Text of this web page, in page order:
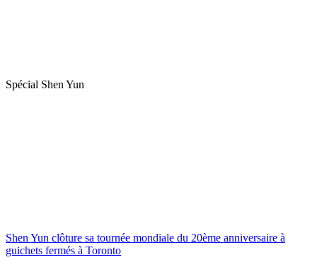
Spécial Shen Yun
Shen Yun clôture sa tournée mondiale du 20ème anniversaire à
guichets fermés à Toronto